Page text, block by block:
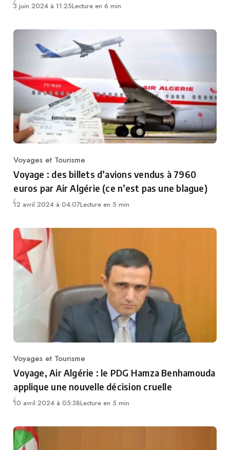
3 juin 2024 à 11:25Lecture en 6 min
Category
Voyages et Tourisme
Voyage : des billets d’avions vendus à 7960
euros par Air Algérie (ce n’est pas une blague)
12 avril 2024 à 04:07Lecture en 5 min
Category
Voyages et Tourisme
Voyage, Air Algérie : le PDG Hamza Benhamouda
applique une nouvelle décision cruelle
10 avril 2024 à 05:38Lecture en 5 min